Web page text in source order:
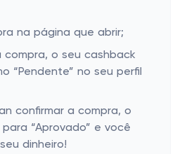
na página que abrir;
compra, o seu cashback
“Pendente” no seu perfil
confirmar a compra, o
“Aprovado” e você
dinheiro!